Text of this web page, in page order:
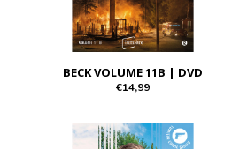
BECK VOLUME 11B | DVD
€14,99